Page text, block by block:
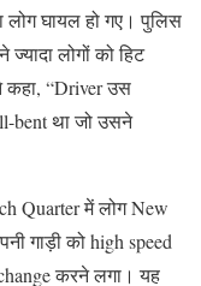
घायल हो गए। पुलिस
लोगों को हिट
कहा, “Driver उस
bent था जो उसने
Quarter में लोग New
गाड़ी को high speed
करने लगा। यह